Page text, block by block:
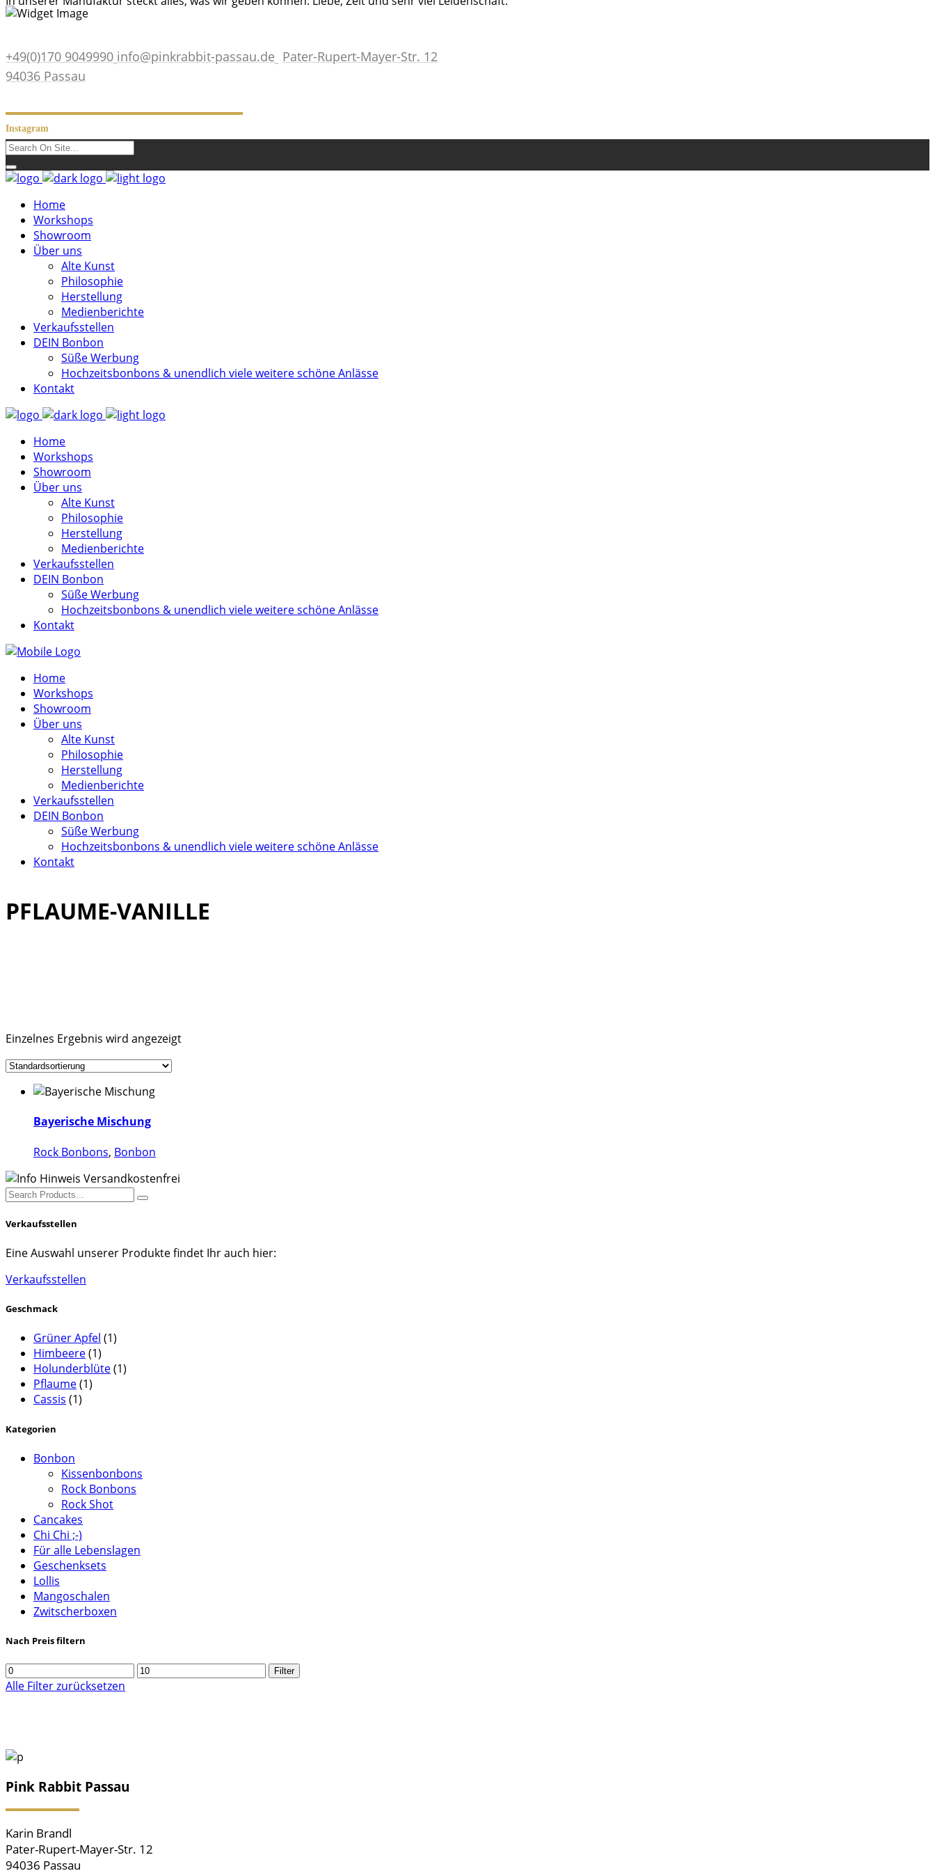
+49(0)170 9049990 info@pinkrabbit-passau.de Pater-Rupert-Mayer-Str. 12
94036 Passau
Instagram
Home
Workshops
Showroom
Über uns
Alte Kunst
Philosophie
Herstellung
Medienberichte
Verkaufsstellen
DEIN Bonbon
Süße Werbung
Hochzeitsbonbons & unendlich viele weitere schöne Anlässe
Kontakt
Home
Workshops
Showroom
Über uns
Alte Kunst
Philosophie
Herstellung
Medienberichte
Verkaufsstellen
DEIN Bonbon
Süße Werbung
Hochzeitsbonbons & unendlich viele weitere schöne Anlässe
Kontakt
Home
Workshops
Showroom
Über uns
Alte Kunst
Philosophie
Herstellung
Medienberichte
Verkaufsstellen
DEIN Bonbon
Süße Werbung
Hochzeitsbonbons & unendlich viele weitere schöne Anlässe
Kontakt
PFLAUME-VANILLE
Einzelnes Ergebnis wird angezeigt
Produkt
mehrere
auf.
Die
können
der
Produktseite
gewählt
werden
Bayerische Mischung
Rock Bonbons, Bonbon
Search
Verkaufsstellen
Eine Auswahl unserer Produkte findet Ihr auch hier:
Verkaufsstellen
Geschmack
Grüner Apfel (1)
Himbeere(1)
Holunderblüte(1)
Pflaume(1)
Cassis (1)
Kategorien
Bonbon
Kissenbonbons
Rock Bonbons
Rock Shot
Cancakes
Chi Chi ;-)
Für alle Lebenslagen
Geschenksets
Lollis
Mangoschalen
Zwitscherboxen
Nach Preis filtern
Min.
Preis
Max.
Filter
Alle Filter zurücksetzen
Pink Rabbit Passau
Karin Brandl
Pater-Rupert-Mayer-Str. 12
94036 Passau